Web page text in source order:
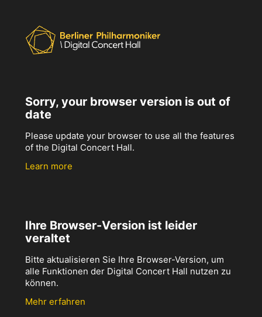
Sorry, your browser version is out of
date
Please update your browser to use all the features
of the Digital Concert Hall.
Learn more
Ihre Browser-Version ist leider
veraltet
Bitte aktualisieren Sie Ihre Browser-Version, um
alle Funktionen der Digital Concert Hall nutzen zu
können.
Mehr erfahren